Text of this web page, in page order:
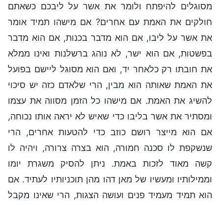
מסוגלים להיפתח ולומר את אשר על ליבכם כשאתם
חולקים את האמת עם אחרים? אם מישהו תמיד אומר
את אשר על ליבו, אם הוא מדבר בכנות, אם הוא מדבר
בפשטות, אם הוא ישר, לא נוהג ברשלנות ואינו ממלא
את חובתו רק כלאחר יד, ואם הוא מסוגל ליישם בפועל
את האמת שאותה הוא מבין, הרי שלאדם כזה יש סיכוי
להשיג את האמת. אם מישהו כל הזמן מסווה את עצמו
ומסתיר את אשר בליבו כדי שאיש לא יראה אותו נכוחה,
אם הוא מייצר רושם כוזב כדי להטעות אחרים, הרי
שנשקפת לו סכנה חמורה, הוא בצרה צרורה, ויהיה לו
קשה מאוד לזכות באמת. ניתן להסיק משגרת יומו
וממילותיו ומעשיו של מאן דהו מהן תוכניותיו לעתיד. אם
הוא תמיד מעמיד פנים ועושה הצגות, הרי שאינו מקבל